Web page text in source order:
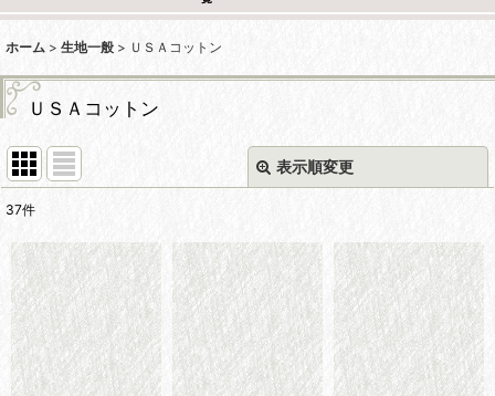
ホーム > 生地一般 > ＵＳＡコットン
ＵＳＡコットン
表示順変更
並び順:
絞り込む
37件